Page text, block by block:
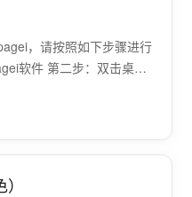
，请按照如下步骤进行
软件 第二步：双击桌面
软件启动完成。如果首